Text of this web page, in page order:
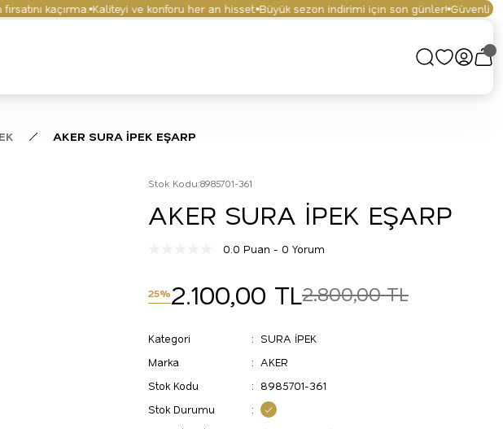
kaçırma. Kaliteyi ve konforu her an hisset. Büyük sezon indirimi için son günler! Güvenli
AKER SURA İPEK EŞARP
Stok Kodu:8985701-361
AKER SURA İPEK EŞARP
0.0 Puan - 0 Yorum
25%2.100,00 TL2.800,00 TL
Kategori
SURA İPEK
Marka
AKER
Stok Kodu
8985701-361
Stok Durumu